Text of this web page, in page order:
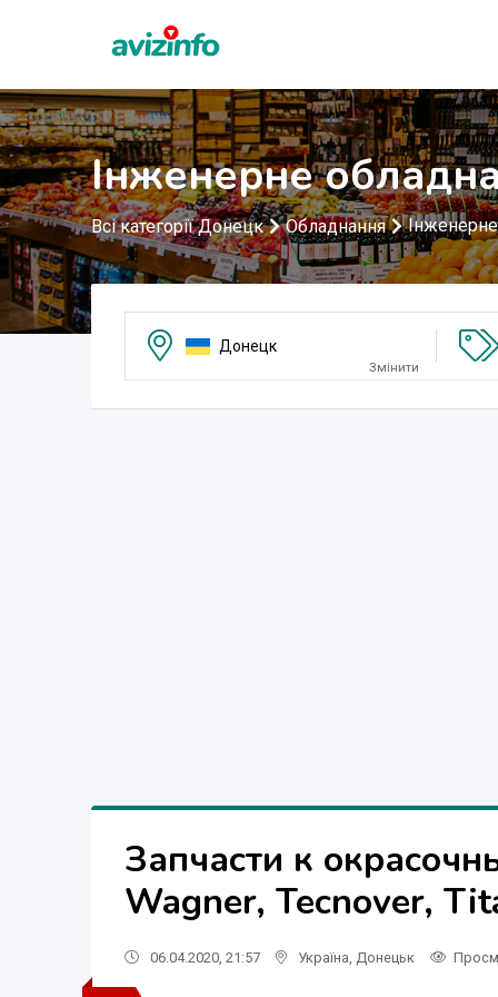
Інженерне
Всі категорії Донецк Обладнання
Донецк
Змінити
Запчасти к
Wagner, Tecnover,
06.04.2020, 21:57 Україна Донецьк